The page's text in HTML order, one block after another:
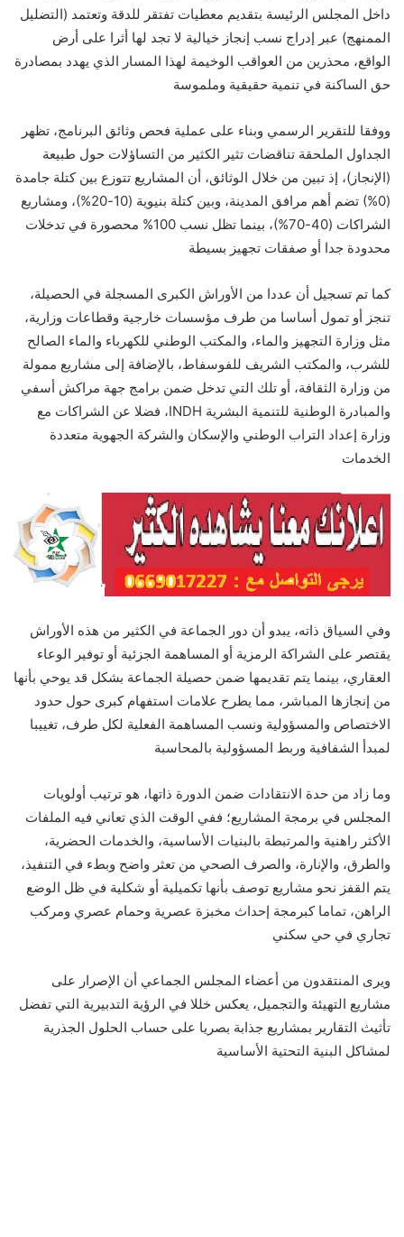
داخل المجلس الرئيسة بتقديم معطيات تفتقر للدقة وتعتمد (التضليل
الممنهج) عبر إدراج نسب إنجاز خيالية لا تجد لها أثرا على أرض
الواقع، محذرين من العواقب الوخيمة لهذا المسار الذي يهدد بمصادرة
حق الساكنة في تنمية حقيقية وملموسة
​ووفقا للتقرير الرسمي وبناء على عملية فحص وثائق البرنامج، تظهر
الجداول الملحقة تناقضات تثير الكثير من التساؤلات حول طبيعة
(الإنجاز)، إذ تبين من خلال الوثائق، أن المشاريع تتوزع بين كتلة جامدة
(0%) تضم أهم مرافق المدينة، وبين كتلة بنيوية (10-20%)، ومشاريع
الشراكات (40-70%)، بينما تظل نسب 100% محصورة في تدخلات
محدودة جدا أو صفقات تجهيز بسيطة
كما تم تسجيل أن عددا من الأوراش الكبرى المسجلة في الحصيلة،
تنجز أو تمول أساسا من طرف مؤسسات خارجية وقطاعات وزارية،
مثل وزارة التجهيز والماء، والمكتب الوطني للكهرباء والماء الصالح
للشرب، والمكتب الشريف للفوسفاط، بالإضافة إلى مشاريع ممولة
من وزارة الثقافة، أو تلك التي تدخل ضمن برامج جهة مراكش أسفي
والمبادرة الوطنية للتنمية البشرية INDH، فضلا عن الشراكات مع
وزارة إعداد التراب الوطني والإسكان والشركة الجهوية متعددة
الخدمات
وفي السياق ذاته، يبدو أن دور الجماعة في الكثير من هذه الأوراش
يقتصر على الشراكة الرمزية أو المساهمة الجزئية أو توفير الوعاء
العقاري، بينما يتم تقديمها ضمن حصيلة الجماعة بشكل قد يوحي بأنها
من إنجازها المباشر، مما يطرح علامات استفهام كبرى حول حدود
الاختصاص والمسؤولية ونسب المساهمة الفعلية لكل طرف، تغييبا
لمبدأ الشفافية وربط المسؤولية بالمحاسبة
​وما زاد من حدة الانتقادات ضمن الدورة ذاتها، هو ترتيب أولويات
المجلس في برمجة المشاريع؛ ففي الوقت الذي تعاني فيه الملفات
الأكثر راهنية والمرتبطة بالبنيات الأساسية، والخدمات الحضرية،
والطرق، والإنارة، والصرف الصحي من تعثر واضح وبطء في التنفيذ،
يتم القفز نحو مشاريع توصف بأنها تكميلية أو شكلية في ظل الوضع
الراهن، تماما كبرمجة إحداث مخبزة عصرية وحمام عصري ومركب
تجاري في حي سكني
ويرى المنتقدون من أعضاء المجلس الجماعي أن الإصرار على
مشاريع التهيئة والتجميل، يعكس خللا في الرؤية التدبيرية التي تفضل
تأثيث التقارير بمشاريع جذابة بصريا على حساب الحلول الجذرية
لمشاكل البنية التحتية الأساسية